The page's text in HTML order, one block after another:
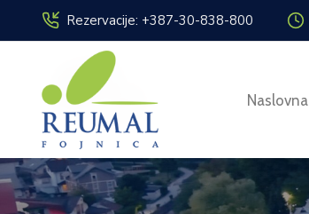
Rezervacije: +387-30-838-800
Naslovna